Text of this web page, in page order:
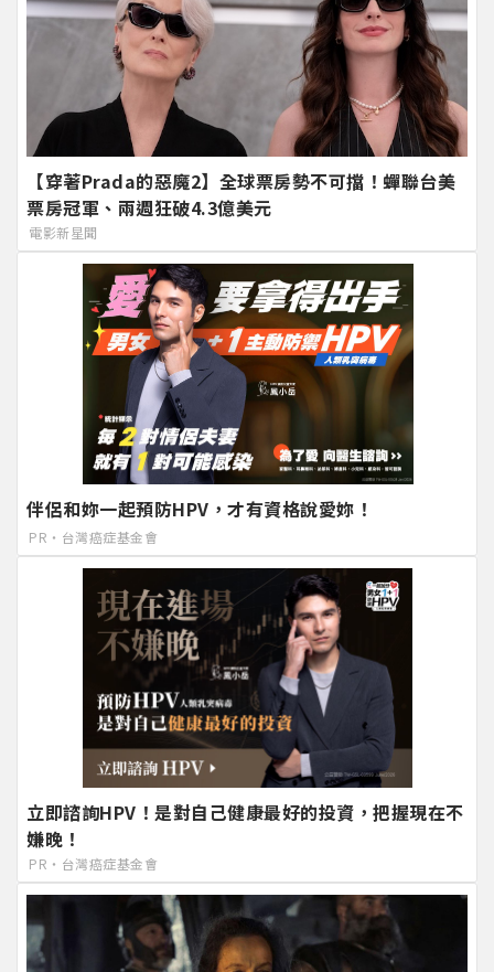
【穿著Prada的惡魔2】全球票房勢不可擋！蟬聯台美
票房冠軍、兩週狂破4.3億美元
電影新星聞
伴侶和妳一起預防HPV，才有資格說愛妳！
PR・台灣癌症基金會
立即諮詢HPV！是對自己健康最好的投資，把握現在不
嫌晚！
PR・台灣癌症基金會